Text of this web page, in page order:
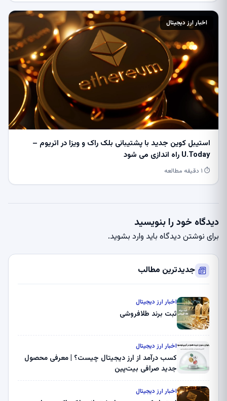
اخبار ارز دیجیتال
استیبل کوین جدید با پشتیبانی بلک راک و ویزا در اتریوم –
U.Today راه اندازی می شود
⏱ ۱ دقیقه مطالعه
دیدگاه خود را بنویسید
برای نوشتن دیدگاه باید وارد بشوید.
جدیدترین مطالب
اخبار ارز دیجیتال
ثبت برند طلافروشی
اخبار ارز دیجیتال
کسب درآمد از ارز دیجیتال چیست؟ | معرفی محصول
جدید صرافی بیت‌پین
اخبار ارز دیجیتال